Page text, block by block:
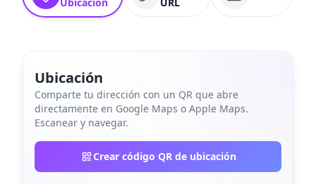
Ubicación
Comparte tu dirección con un QR que abre
directamente en Google Maps o Apple Maps.
Escanear y navegar.
Crear código QR de ubicación